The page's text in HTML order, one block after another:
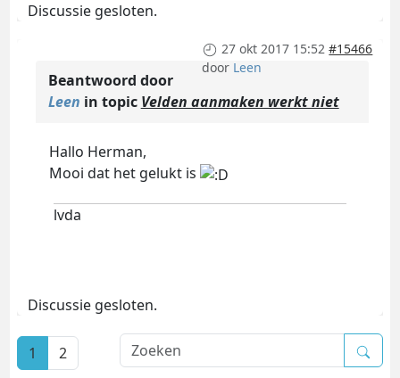
Discussie gesloten.
27 okt 2017 15:52 #15466
door Leen
Beantwoord door
Leen in topic Velden aanmaken werkt niet
Hallo Herman,
Mooi dat het gelukt is
lvda
Discussie gesloten.
1 2